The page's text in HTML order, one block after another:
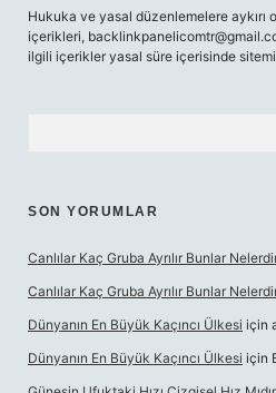
Hukuka ve yasal düzenlemelere aykırı
içerikleri,
ilgili içerikler yasal süre içerisinde
SON YORUMLAR
Canlılar Kaç Gruba Ayrılır Bunlar
Canlılar Kaç Gruba Ayrılır Bunlar
Dünyanın En Büyük Kaçıncı Ülkesi için
Dünyanın En Büyük Kaçıncı Ülkesi için